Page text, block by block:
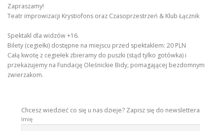
Zapraszamy!
Teatr improwizacji Krystiofons oraz Czasoprzestrzeń & Klub Łącznik
Spektakl dla widzów +16.
Bilety (cegiełki) dostępne na miejscu przed spektaklem: 20 PLN
Całą kwotę z cegiełek zbieramy do puszki (stąd tylko gotówka) i
przekazujemy na Fundację Oleśnickie Bidy, pomagającej bezdomnym
zwierzakom.
Chcesz wiedzieć co się u nas dzieje? Zapisz się do newslettera
Imię